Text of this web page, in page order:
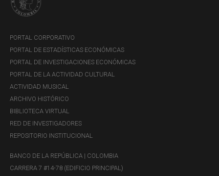
PORTAL CORPORATIVO
PORTAL DE ESTADÍSTICAS ECONÓMICAS
PORTAL DE INVESTIGACIONES ECONÓMICAS
PORTAL DE LA ACTIVIDAD CULTURAL
ACTIVIDAD MUSICAL
ARCHIVO HISTÓRICO
BIBLIOTECA VIRTUAL
RED DE INVESTIGADORES
REPOSITORIO INSTITUCIONAL
BANCO DE LA REPÚBLICA | COLOMBIA
CARRERA 7 #14-78 (EDIFICIO PRINCIPAL)